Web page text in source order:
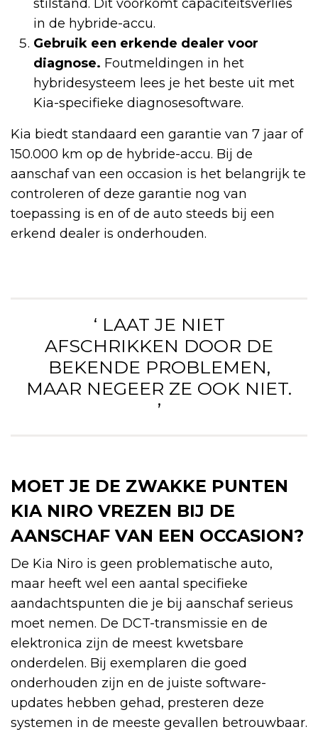
stilstand. Dit voorkomt capaciteitsverlies
in de hybride-accu.
Gebruik een erkende dealer voor
diagnose. Foutmeldingen in het
hybridesysteem lees je het beste uit met
Kia-specifieke diagnosesoftware.
Kia biedt standaard een garantie van 7 jaar of
150.000 km op de hybride-accu. Bij de
aanschaf van een occasion is het belangrijk te
controleren of deze garantie nog van
toepassing is en of de auto steeds bij een
erkend dealer is onderhouden.
‘ LAAT JE NIET
AFSCHRIKKEN DOOR DE
BEKENDE PROBLEMEN,
MAAR NEGEER ZE OOK NIET.
’
MOET JE DE ZWAKKE PUNTEN
KIA NIRO VREZEN BIJ DE
AANSCHAF VAN EEN OCCASION?
De Kia Niro is geen problematische auto,
maar heeft wel een aantal specifieke
aandachtspunten die je bij aanschaf serieus
moet nemen. De DCT-transmissie en de
elektronica zijn de meest kwetsbare
onderdelen. Bij exemplaren die goed
onderhouden zijn en de juiste software-
updates hebben gehad, presteren deze
systemen in de meeste gevallen betrouwbaar.